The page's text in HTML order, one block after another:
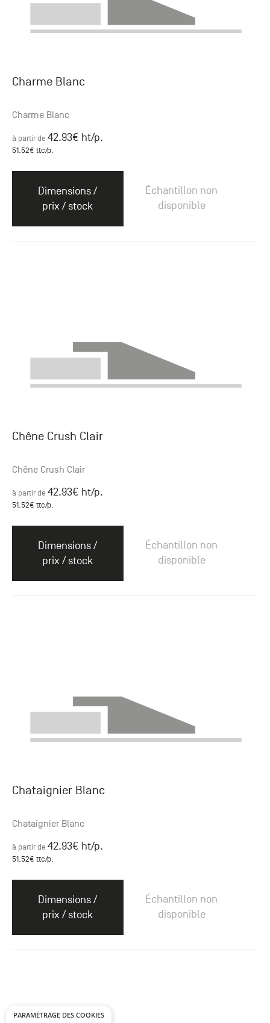
Charme Blanc
Charme Blanc
à partir de 42.93€ ht/p.
51.52€ ttc/p.
Dimensions /
prix / stock
Échantillon non
disponible
Chêne Crush Clair
Chêne Crush Clair
à partir de 42.93€ ht/p.
51.52€ ttc/p.
Dimensions /
prix / stock
Échantillon non
disponible
Chataignier Blanc
Chataignier Blanc
à partir de 42.93€ ht/p.
51.52€ ttc/p.
Dimensions /
prix / stock
Échantillon non
disponible
PARAMÉTRAGE DES COOKIES